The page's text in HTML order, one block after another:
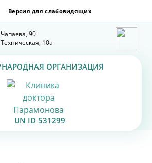
90
10а
ОРГАНИЗАЦИЯ
UN ID 531299